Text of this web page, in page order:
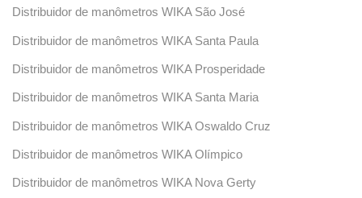
Distribuidor de manômetros WIKA São José
Distribuidor de manômetros WIKA Santa Paula
Distribuidor de manômetros WIKA Prosperidade
Distribuidor de manômetros WIKA Santa Maria
Distribuidor de manômetros WIKA Oswaldo Cruz
Distribuidor de manômetros WIKA Olímpico
Distribuidor de manômetros WIKA Nova Gerty